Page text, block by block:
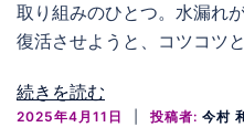
取り組みのひとつ。水漏れ
復活させようと、コツコツ
続きを読む
2025年4月11日 投稿者: 今村